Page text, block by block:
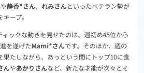
や静香*さん、れみさんといったベテラン勢が
ープ。
ックな動きを見せたのは、週初め45位から
を遂げたMami*さんです。そのほか、週の
果たしながら、あっという間にトップ10に食
んやあかりさんなど、新たな才能が次々とそ